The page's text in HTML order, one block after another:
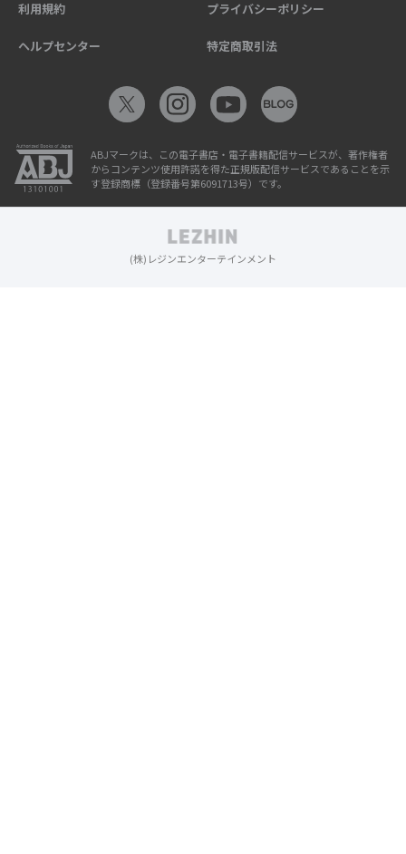
利用規約 プライバシーポリシー
ヘルプセンター 特定商取引法
ABJマークは、この電子書店・電子書籍配信サービスが、著作権者
からコンテンツ使用許諾を得た正規版配信サービスであることを示
す登録商標（登録番号第6091713号）です。
(株)レジンエンターテインメント